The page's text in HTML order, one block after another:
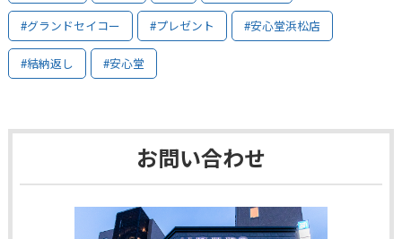
#グランドセイコー #プレゼント #安心堂浜松店
#結納返し #安心堂
お問い合わせ